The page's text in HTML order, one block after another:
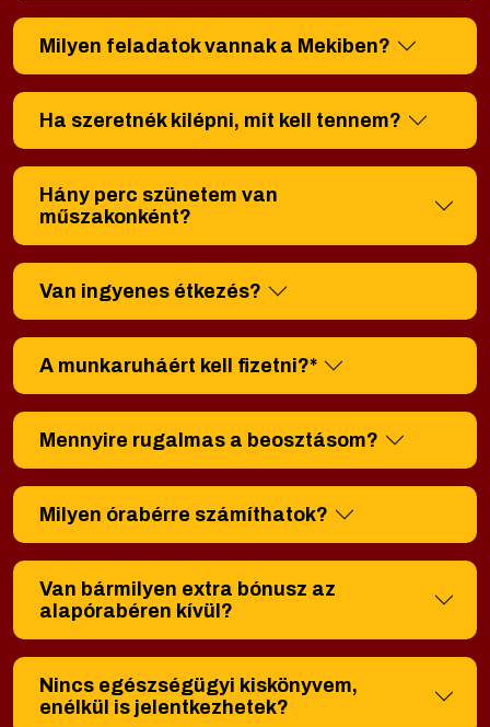
Milyen feladatok vannak a Mekiben?
Ha szeretnék kilépni, mit kell tennem?
Hány perc szünetem van
műszakonként?
Van ingyenes étkezés?
A munkaruháért kell fizetni?*
Mennyire rugalmas a beosztásom?
Milyen órabérre számíthatok?
Van bármilyen extra bónusz az
alapórabéren kívül?
Nincs egészségügyi kiskönyvem,
enélkül is jelentkezhetek?